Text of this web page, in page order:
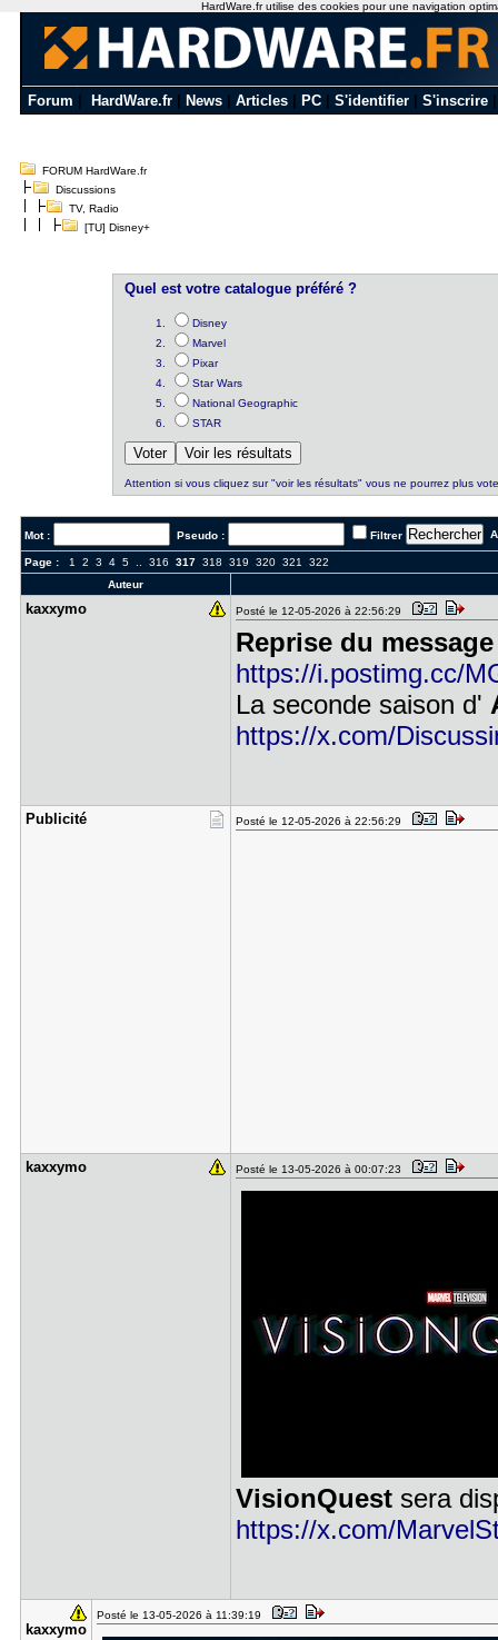
Forum HardWare.fr News Articles PC S'identifier S'inscrire
FORUM HardWare.fr
Discussions
TV, Radio
[TU] Disney+
Quel est votre catalogue préféré ?
Disney
Marvel
Pixar
Star Wars
National Geographic
STAR
Attention si vous cliquez sur "voir les résultats" vous ne pourrez plus
Mot : Pseudo : Filtrer
Page : 1 2 3 4 5.. 316 317 318 319 320 321
322
Auteur
kaxxymo Posté le 12-05-2026 à 22:56:29
Reprise du
https://i.postimg.cc/
La seconde saison d'
https://x.com/
Publicité Posté le 12-05-2026 à 22:56:29
kaxxymo Posté le 13-05-2026 à 00:07:23
VisionQuestsera
https://x.com/
kaxxymo
Posté le 13-05-2026 à 11:39:19
HardWare.fr utilise des cookies pour une navigation